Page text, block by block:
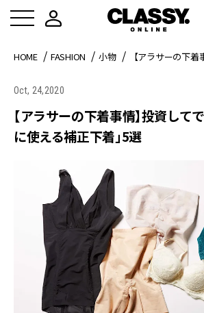
HOME FASHION 小物 【アラサーの下
Oct, 24,2020
【アラサーの下着事情】投資して
に使える補正下着」5選